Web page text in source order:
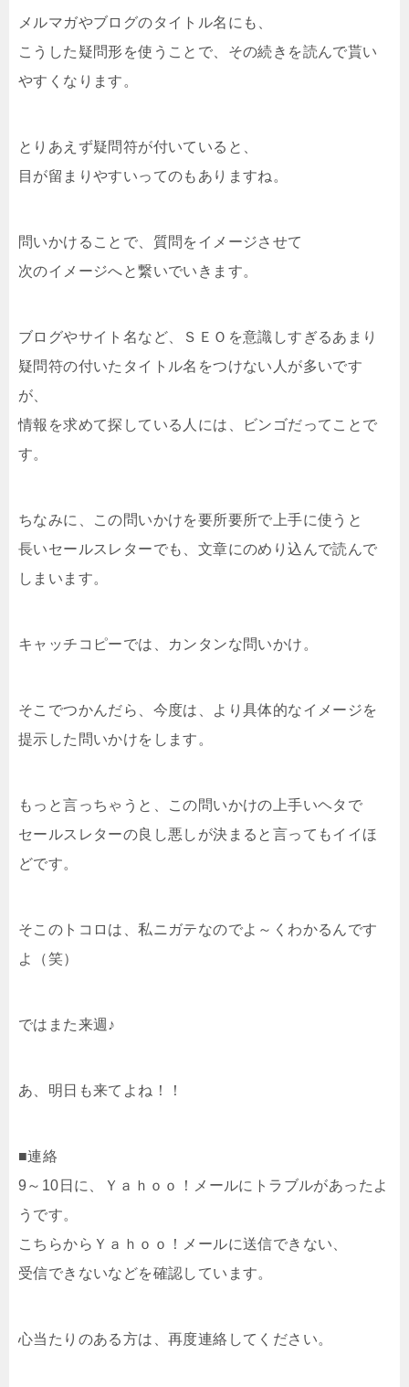
メルマガやブログのタイトル名にも、
こうした疑問形を使うことで、その続きを読んで貰い
やすくなります。
とりあえず疑問符が付いていると、
目が留まりやすいってのもありますね。
問いかけることで、質問をイメージさせて
次のイメージへと繋いでいきます。
ブログやサイト名など、ＳＥＯを意識しすぎるあまり
疑問符の付いたタイトル名をつけない人が多いです
が、
情報を求めて探している人には、ビンゴだってことで
す。
ちなみに、この問いかけを要所要所で上手に使うと
長いセールスレターでも、文章にのめり込んで読んで
しまいます。
キャッチコピーでは、カンタンな問いかけ。
そこでつかんだら、今度は、より具体的なイメージを
提示した問いかけをします。
もっと言っちゃうと、この問いかけの上手いヘタで
セールスレターの良し悪しが決まると言ってもイイほ
どです。
そこのトコロは、私ニガテなのでよ～くわかるんです
よ（笑）
ではまた来週♪
あ、明日も来てよね！！
■連絡
9～10日に、Ｙａｈｏｏ！メールにトラブルがあったよ
うです。
こちらからＹａｈｏｏ！メールに送信できない、
受信できないなどを確認しています。
心当たりのある方は、再度連絡してください。